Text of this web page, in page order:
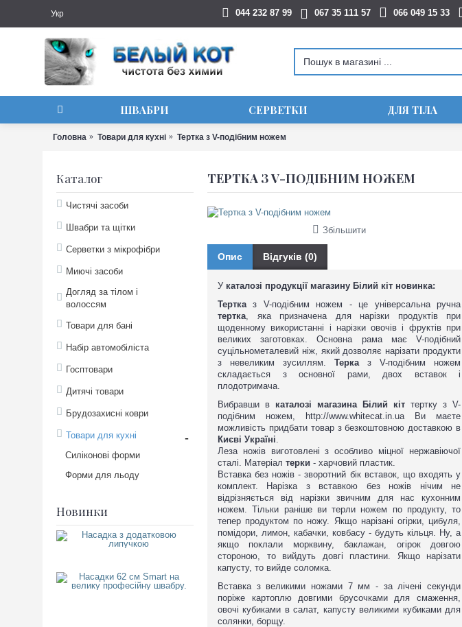
044 232 87 99 067 35 111 57 066 049 15 33
Укр
ШВАБРИ СЕРВЕТКИ ДЛЯ ТІЛА
Головна Товари для кухні Тертка з V-подібним ножем
Каталог
Чистячі засоби
Швабри та щітки
Серветки з мікрофібри
Миючі засоби
Догляд за тілом і
волоссям
Товари для бані
Набір автомобіліста
Госптовари
Дитячі товари
Брудозахисні коври
Товари для кухні -
Силіконові форми
Форми для льоду
Новинки
Насадка з додатковою липучкою
ТЕРТКА З V-ПОДІБНИМ НОЖЕМ
Збільшити
Опис Відгуків (0)
У каталозі продукції магазину Білий кіт новинка:
Тертказ V-подібним ножем - це універсальна ручна
тертка, яка призначена для нарізки продуктів при
щоденному використанні і нарізки овочів і фруктів при
великих заготовках. Основна рама має V-подібний
суцільнометалевий ніж, який дозволяє нарізати продукти
з невеликим зусиллям. Терка з V-подібним ножем
складається з основної рами, двох вставок і
плодотримача.
Вибравши в каталозі магазина Білий кіт тертку з V-
подібним ножем, http://www.whitecat.in.ua Ви маєте
можливість придбати товар з безкоштовною доставкою в
Києві Україні.
Леза ножів виготовлені з особливо міцної нержавіючої
сталі. Матеріал терки - харчовий пластик.
Вставка без ножів - зворотний бік вставок, що входять у
комплект. Нарізка з вставкою без ножів нічим не
відрізняється від нарізки звичним для нас кухонним
ножем. Тільки раніше ви терли ножем по продукту, то
тепер продуктом по ножу. Якщо нарізані огірки, цибуля,
помідори, лимон, кабачки, ковбасу - будуть кільця. Ну, а
якщо поклали морквину, баклажан, огірок довгою
стороною, то вийдуть довгі пластини. Якщо нарізати
капусту, то вийде соломка.
Вставка з великими ножами 7 мм - за лічені секунди
поріже картоплю довгими брусочками для смаження,
овочі кубиками в салат, капусту великими кубиками для
солянки, борщу.